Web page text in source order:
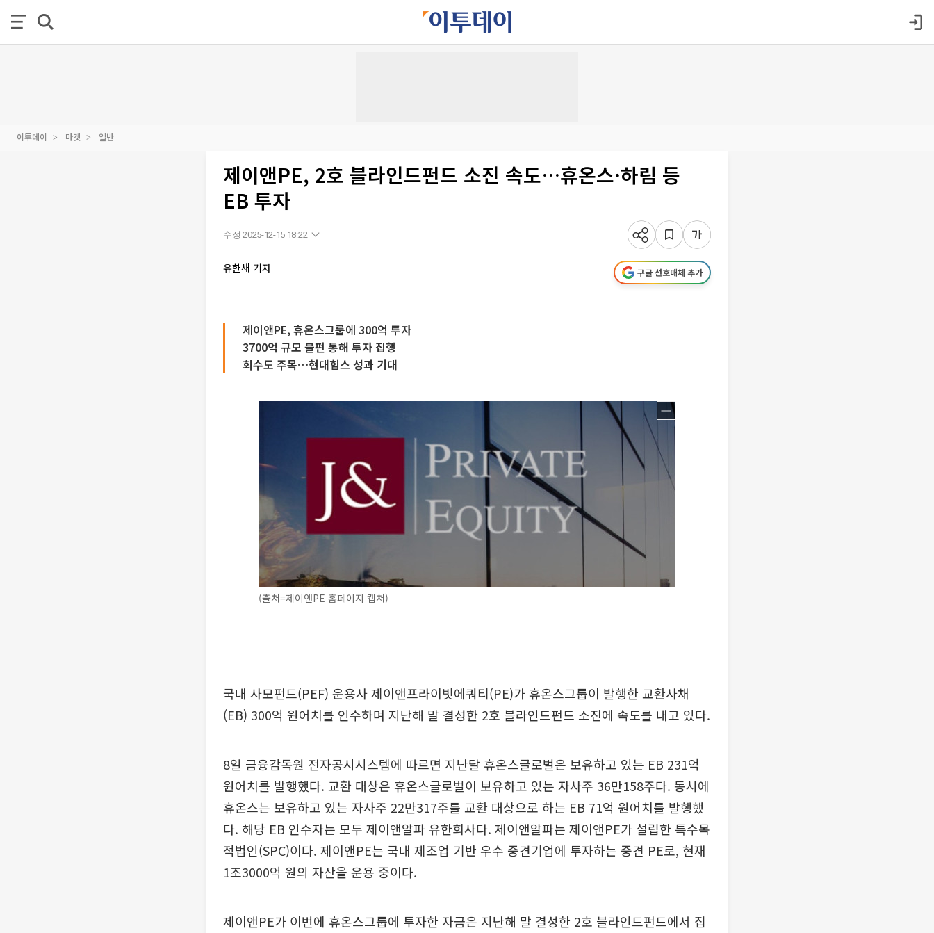
이투데이 마켓 일반
제이앤PE, 2호 블라인드펀드 소진 속도…휴온스·하림 등
EB 투자
수정 2025-12-15 18:22
유한새 기자 구글 선호매체 추가
제이앤PE, 휴온스그룹에 300억 투자
3700억 규모 블펀 통해 투자 집행
회수도 주목…현대힘스 성과 기대
(출처=제이앤PE 홈페이지 캡처)
국내 사모펀드(PEF) 운용사 제이앤프라이빗에쿼티(PE)가 휴온스그룹이 발행한 교환사채
(EB) 300억 원어치를 인수하며 지난해 말 결성한 2호 블라인드펀드 소진에 속도를 내고 있다.
8일 금융감독원 전자공시시스템에 따르면 지난달 휴온스글로벌은 보유하고 있는 EB 231억
원어치를 발행했다. 교환 대상은 휴온스글로벌이 보유하고 있는 자사주 36만158주다. 동시에
휴온스는 보유하고 있는 자사주 22만317주를 교환 대상으로 하는 EB 71억 원어치를 발행했
다. 해당 EB 인수자는 모두 제이앤알파 유한회사다. 제이앤알파는 제이앤PE가 설립한 특수목
적법인(SPC)이다. 제이앤PE는 국내 제조업 기반 우수 중견기업에 투자하는 중견 PE로, 현재
1조3000억 원의 자산을 운용 중이다.
제이앤PE가 이번에 휴온스그룹에 투자한 자금은 지난해 말 결성한 2호 블라인드펀드에서 집